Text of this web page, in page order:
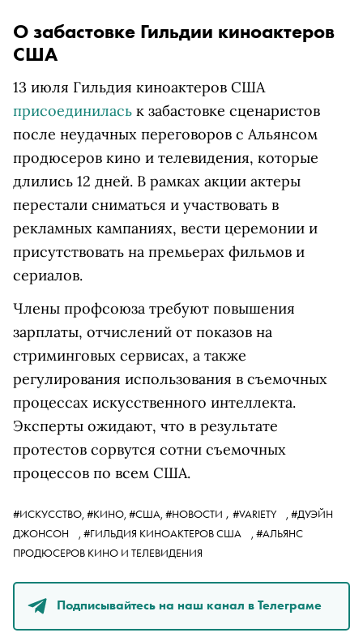
О забастовке Гильдии киноактеров
США
13 июля Гильдия киноактеров США
присоединилась к забастовке сценаристов
после неудачных переговоров с Альянсом
продюсеров кино и телевидения, которые
длились 12 дней. В рамках акции актеры
перестали сниматься и участвовать в
рекламных кампаниях, вести церемонии и
присутствовать на премьерах фильмов и
сериалов.
Члены профсоюза требуют повышения
зарплаты, отчислений от показов на
стриминговых сервисах, а также
регулирования использования в съемочных
процессах искусственного интеллекта.
Эксперты ожидают, что в результате
протестов сорвутся сотни съемочных
процессов по всем США.
#ИСКУССТВО, #КИНО, #США, #НОВОСТИ , #VARIETY , #ДУЭЙН
ДЖОНСОН
, #ГИЛЬДИЯ КИНОАКТЕРОВ США , #АЛЬЯНС
ПРОДЮСЕРОВ КИНО И ТЕЛЕВИДЕНИЯ
Подписывайтесь на наш канал в Телеграме